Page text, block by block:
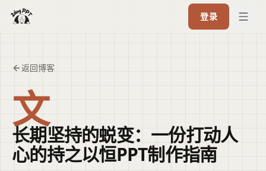
登录
返回博客
文
长期坚持的蜕变：一份打动人
心的持之以恒PPT制作指南